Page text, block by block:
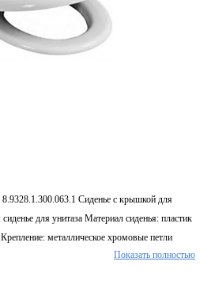
Сиденье с крышкой для
для унитаза Материал сиденья: пластик
металлическое хромовые петли
(Ш×Г): 376х436 Производитель: Чехия
Показать полностью